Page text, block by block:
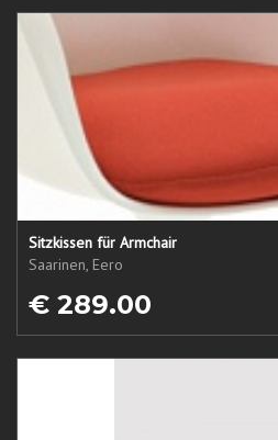
Sitzkissen für Armchair
Saarinen, Eero
€ 289.00